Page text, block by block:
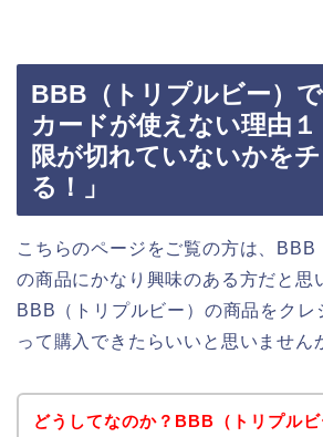
BBB（トリプルビー）
カードが使えない理由１
限が切れていないかを
る！」
こちらのページをご覧の方は、BBB
の商品にかなり興味のある方だと思
BBB（トリプルビー）の商品をクレ
って購入できたらいいと思いません
どうしてなのか？BBB（トリプル